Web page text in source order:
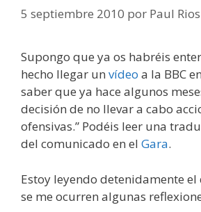
5 septiembre 2010 por Paul Rios
Supongo que ya os habréis
hecho llegar un vídeo a la BBC
saber que ya hace algunos
decisión de no llevar a cabo
ofensivas.” Podéis leer una
del comunicado en el Gara.
Estoy leyendo detenidamente
se me ocurren algunas